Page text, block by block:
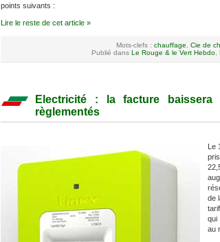
points suivants :
Lire le reste de cet article »
Mots-clefs : chauffage Cie de
Publié dans Le Rouge & le Vert Hebdo
Electricité : la facture
règlementés
pris
de
qui
au